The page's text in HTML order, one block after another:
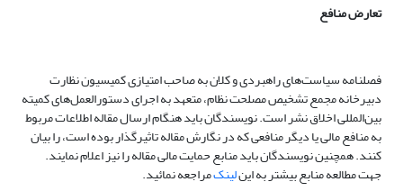
تعارض منافع
فصلنامه سیاست‌های راهبردی و کلان به صاحب امتیازی کمیسیون نظارت
دبیرخانه مجمع تشخیص مصلحت نظام، متعهد به اجرای دستورالعمل‌های کمیته
بین‌المللی اخلاق نشر است. نویسندگان باید هنگام ارسال مقاله اطلاعات مربوط
به منافع مالی یا دیگر منافعی که در نگارش مقاله تاثیرگذار بوده است، را بیان
کنند. همچنین نویسندگان باید منابع حمایت مالی مقاله را نیز اعلام نمایند.
جهت مطالعه منابع بیشتر به اینلینکمراجعه نمائید.